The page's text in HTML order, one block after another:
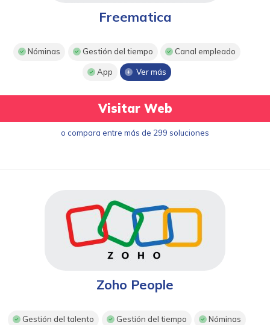
Freematica
Nóminas Gestión del tiempo Canal empleado
App Ver más
Visitar Web
o compara entre más de 299 soluciones
Zoho People
Gestión del talento Gestión del tiempo Nóminas